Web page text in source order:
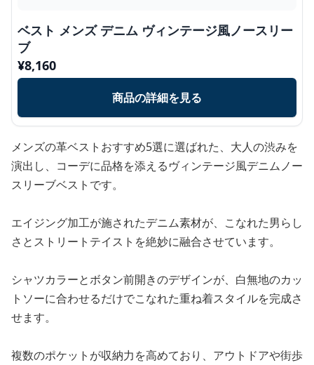
ベスト メンズ デニム ヴィンテージ風ノースリー
ブ
¥8,160
商品の詳細を見る
メンズの革ベストおすすめ5選に選ばれた、大人の渋みを
演出し、コーデに品格を添えるヴィンテージ風デニムノー
スリーブベストです。
エイジング加工が施されたデニム素材が、こなれた男らし
さとストリートテイストを絶妙に融合させています。
シャツカラーとボタン前開きのデザインが、白無地のカッ
トソーに合わせるだけでこなれた重ね着スタイルを完成さ
せます。
複数のポケットが収納力を高めており、アウトドアや街歩